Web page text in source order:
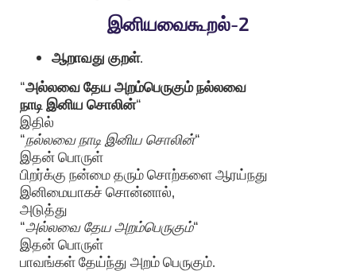
இனியவைகூறல்-2
ஆறாவது குறள்.
“அல்லவை தேய அறம்பெருகும் நல்லவை
நாடி இனிய சொலின்“
இதில்
“நல்லவை நாடி இனிய சொலின்“
இதன் பொருள்
பிறர்க்கு நன்மை தரும் சொற்களை ஆரய்நது
இனிமையாகச் சொன்னால்,
அடுத்து
“அல்லவை தேய அறம்பெருகும்“
இதன் பொருள்
பாவங்கள் தேய்ந்து அறம் பெருகும்.